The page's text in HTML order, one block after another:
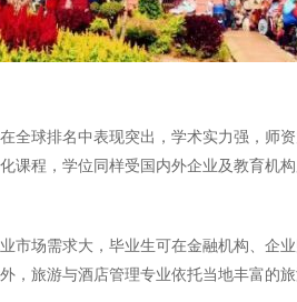
球排名中表现突出，学术实力强，
程，学位同样受国内外企业及教育机
场需求大，毕业生可在金融机构、
旅游与酒店管理专业依托当地丰富的